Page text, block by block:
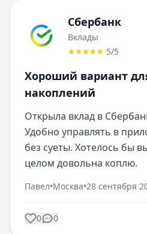
Сбербанк
Вклады
5/5
Хороший вариант
накоплений
Открыла вклад в
Удобно управлять в
без суеты. Хотелось бы
целом довольна коплю.
Павел•Москва•28 сентября
0 0